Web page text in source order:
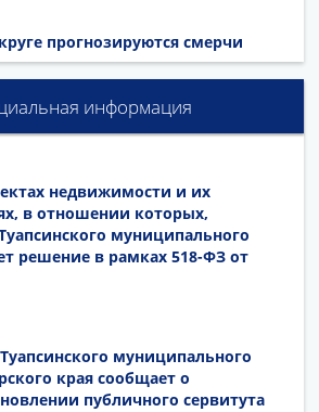
прогнозируются смерчи
информация
недвижимости и их
в отношении которых,
муниципального
решение в рамках 518-ФЗ от
муниципального
края сообщает о
публичного сервитута